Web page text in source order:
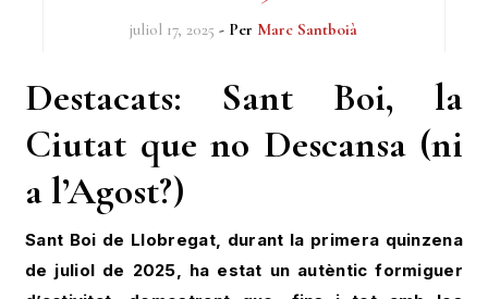
juliol 17, 2025 - Per Marc Santboià
Destacats: Sant Boi, la
Ciutat que no Descansa (ni
a l’Agost?)
Sant Boi de Llobregat, durant la primera quinzena
de juliol de 2025, ha estat un autèntic formiguer